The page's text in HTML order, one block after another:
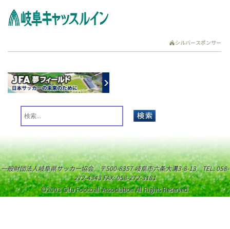
シルバースポンサー
一般財団法人岐阜県サッカー協会 〒500-8357 岐阜市六条大溝3-8-13 TEL: 058-
272-4343 FAX: 058-272-3181
©2003 Gifu Football Association All Rights Reserved.